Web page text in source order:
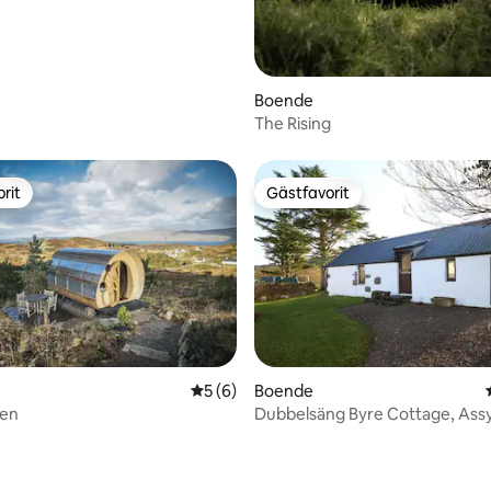
Boende
The Rising
betyg, 43 omdömen 5 av 5 i genomsnittligt betyg, 6
5 (6)
Gästfavorit
Gästfavorit
Boende
Dubbelsäng Byre Cottage,